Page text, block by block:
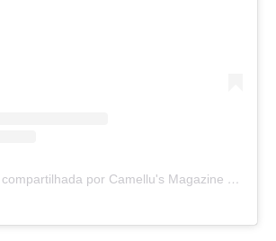
Uma publicação compartilhada por Camellu's Magazine I e II (@camellus_magazine)